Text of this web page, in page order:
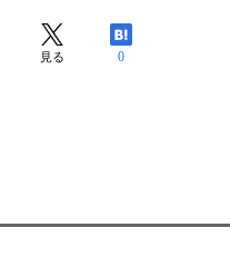
見る 0